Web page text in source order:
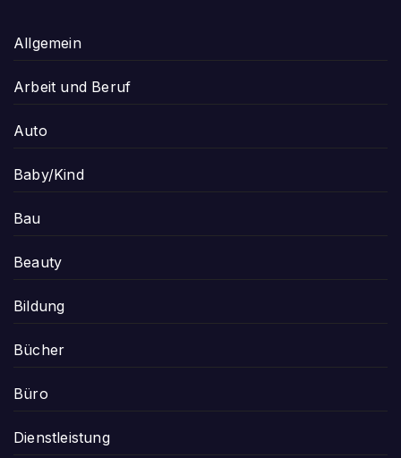
Allgemein
Arbeit und Beruf
Auto
Baby/Kind
Bau
Beauty
Bildung
Bücher
Büro
Dienstleistung